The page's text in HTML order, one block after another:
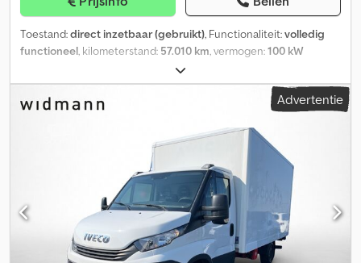
Toestand:direct inzetbaar (gebruikt), Functionaliteit:volledig
functioneel, kilometerstand: 57.010 km, vermogen:100 kW
01/2019
zitplaatsen:17, soort overbrenging:mechanisch, asconfiguratie:2
assen, emissieklasse: 195/75 R16C, totale
ABS, geschikt voor mindervaliden,
, Schoolbus – Iveco Daily Dodszrkwbepfx Acdokr
Technische gegevens: - Eerste registratie: 2019 - Kilometerstand:
57.010 - Aantal zitplaatsen: 19 - Euro-norm: Euro 6 - Brandstof:
Aardgas - Versnellingsbak: Handgeschakeld - Vermogen: 100 kW
(136 pk) - Lengte: 6,05 m - Aandrijving: 2 assen - Motor: Iveco
F1CFA401A*E Uitrusting: - ABS - ASR - Rolstoelhelling -
Veiligheidsgordels Verkocht door Fleequid, de Europese
Advertentie